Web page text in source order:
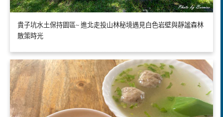
貴子坑水土保持園區~ 進北走投山林秘境遇見白色岩壁與靜謐森林
散策時光